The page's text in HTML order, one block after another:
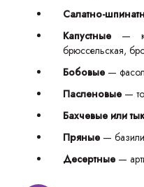
Салатно-
Капустные —
брюссельская,
Бобовые —
Пасленовые —
Бахчевые или
Пряные —
Десертные —